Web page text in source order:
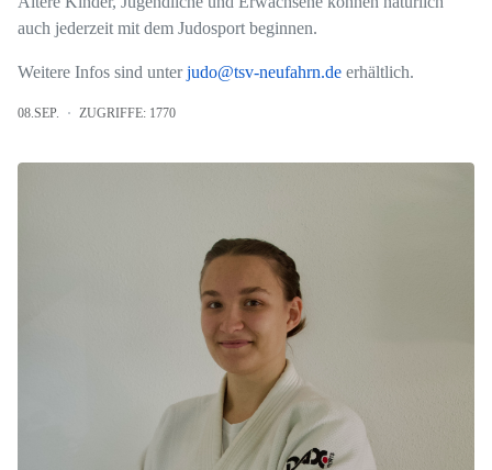
auch jederzeit mit dem Judosport beginnen.
Weitere Infos sind unterjudo@tsv-neufahrn.de erhältlich.
08.SEP. ZUGRIFFE: 1770